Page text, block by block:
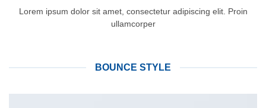
Lorem ipsum dolor sit amet, consectetur adipiscing elit. Proin
ullamcorper
BOUNCE STYLE